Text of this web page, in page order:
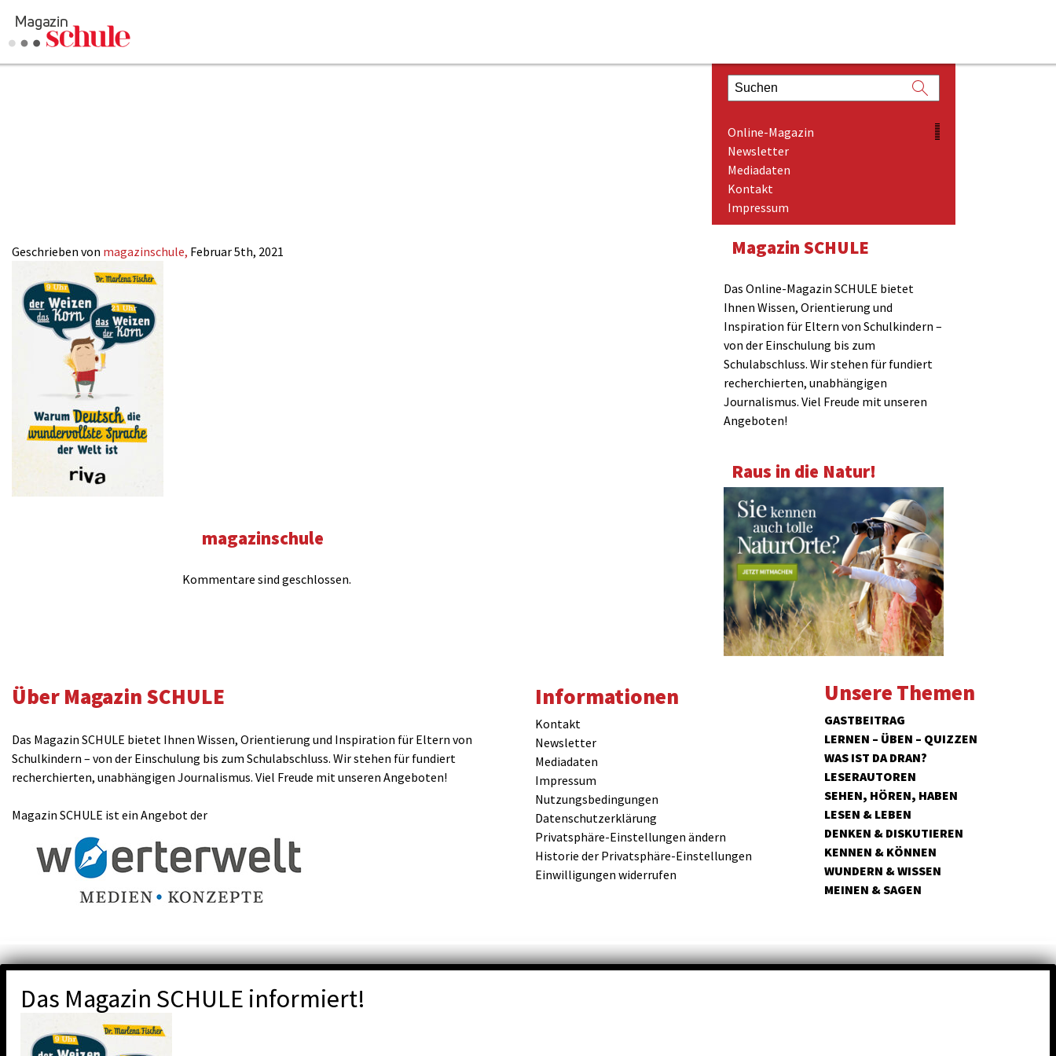
Geschrieben von magazinschule, Februar 5th, 2021
magazinschule
Kommentare sind geschlossen.
Online-Magazin
Newsletter
Mediadaten
Kontakt
Impressum
Magazin SCHULE
Das Online-Magazin SCHULE bietet
Ihnen Wissen, Orientierung und
Inspiration für Eltern von Schulkindern –
von der Einschulung bis zum
Schulabschluss. Wir stehen für fundiert
recherchierten, unabhängigen
Journalismus. Viel Freude mit unseren
Angeboten!
Raus in die Natur!
Über Magazin SCHULE
Das Magazin SCHULE bietet Ihnen Wissen, Orientierung und Inspiration für Eltern von
Schulkindern – von der Einschulung bis zum Schulabschluss. Wir stehen für fundiert
recherchierten, unabhängigen Journalismus. Viel Freude mit unseren Angeboten!
Magazin SCHULE ist ein Angebot der
Informationen
Kontakt
Newsletter
Mediadaten
Impressum
Nutzungsbedingungen
Datenschutzerklärung
Privatsphäre-Einstellungen ändern
Historie der Privatsphäre-Einstellungen
Einwilligungen widerrufen
Unsere Themen
GASTBEITRAG
LERNEN – ÜBEN – QUIZZEN
WAS IST DA DRAN?
LESERAUTOREN
SEHEN, HÖREN, HABEN
LESEN & LEBEN
DENKEN & DISKUTIEREN
KENNEN & KÖNNEN
WUNDERN & WISSEN
MEINEN & SAGEN
Das Magazin SCHULE informiert!